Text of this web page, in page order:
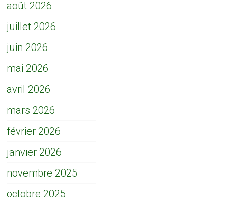
août 2026
juillet 2026
juin 2026
mai 2026
avril 2026
mars 2026
février 2026
janvier 2026
novembre 2025
octobre 2025